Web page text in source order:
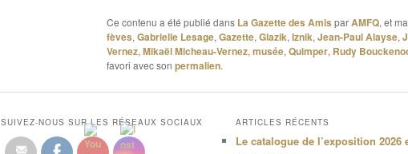
Ce contenu a été publié dans La Gazette des Amis parAMFQ, et
fèves, Gabrielle Lesage, Gazette, Glazik, Iznik, Jean-Paul Alayse,
Vernez, Mikaël Micheau-Vernez, musée, Quimper, Rudy
favori avec son permalien.
SUIVEZ-NOUS SUR LES RÉSEAUX SOCIAUX ARTICLES RÉCENTS
Le catalogue de l’exposition 2026